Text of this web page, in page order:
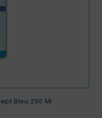
Bleu 250 Ml